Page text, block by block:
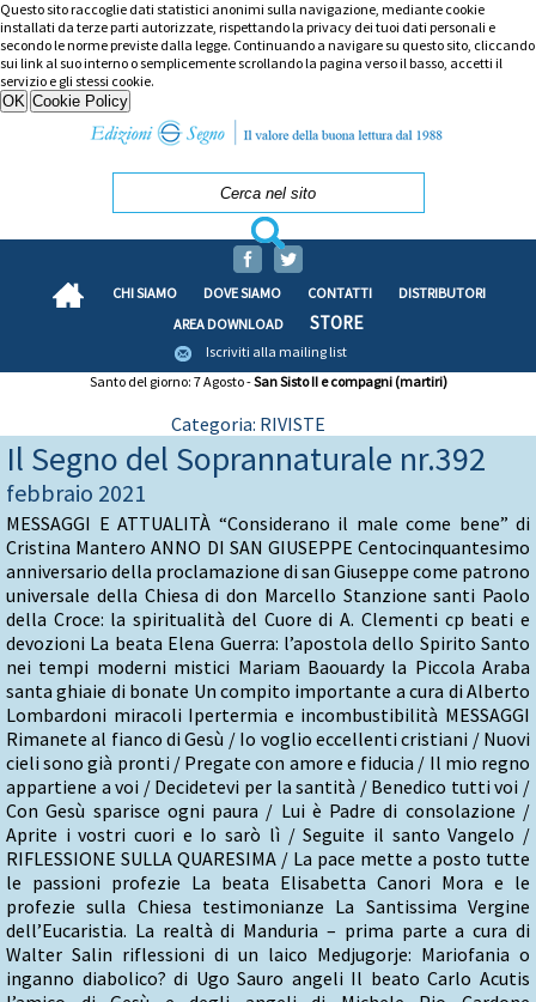
Questo sito raccoglie dati statistici anonimi sulla navigazione, mediante cookie
installati da terze parti autorizzate, rispettando la privacy dei tuoi dati personali e
secondo le norme previste dalla legge. Continuando a navigare su questo sito, cliccando
sui link al suo interno o semplicemente scrollando la pagina verso il basso, accetti il
servizio e gli stessi cookie.
CHI SIAMO DOVE SIAMO CONTATTI
DISTRIBUTORI
AREA DOWNLOAD
STORE
Iscriviti alla mailing list
Santo del giorno: 7 Agosto -San Sisto II e compagni (martiri)
Categoria: RIVISTE
Il Segno del Soprannaturale nr.392
febbraio 2021
MESSAGGI E ATTUALITÀ “Considerano il male come bene” di
Cristina Mantero ANNO DI SAN GIUSEPPE Centocinquantesimo
anniversario della proclamazione di san Giuseppe come patrono
universale della Chiesa di don Marcello Stanzione santi Paolo
della Croce: la spiritualità del Cuore di A. Clementi cp beati e
devozioni La beata Elena Guerra: l’apostola dello Spirito Santo
nei tempi moderni mistici Mariam Baouardy la Piccola Araba
santa ghiaie di bonate Un compito importante a cura di Alberto
Lombardoni miracoli Ipertermia e incombustibilità MESSAGGI
Rimanete al fianco di Gesù / Io voglio eccellenti cristiani / Nuovi
cieli sono già pronti / Pregate con amore e fiducia / Il mio regno
appartiene a voi / Decidetevi per la santità / Benedico tutti voi /
Con Gesù sparisce ogni paura / Lui è Padre di consolazione /
Aprite i vostri cuori e Io sarò lì / Seguite il santo Vangelo /
RIFLESSIONE SULLA QUARESIMA / La pace mette a posto tutte
le passioni profezie La beata Elisabetta Canori Mora e le
profezie sulla Chiesa testimonianze La Santissima Vergine
dell’Eucaristia. La realtà di Manduria – prima parte a cura di
Walter Salin riflessioni di un laico Medjugorje: Mariofania o
inganno diabolico? di Ugo Sauro angeli Il beato Carlo Acutis